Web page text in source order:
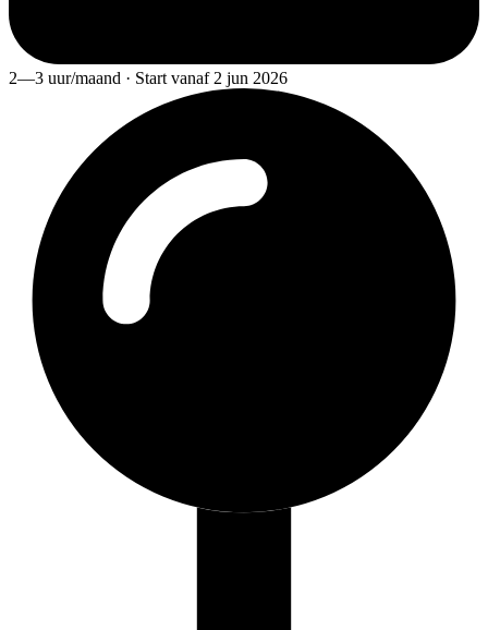
2—3 uur/maand · Start vanaf 2 jun 2026